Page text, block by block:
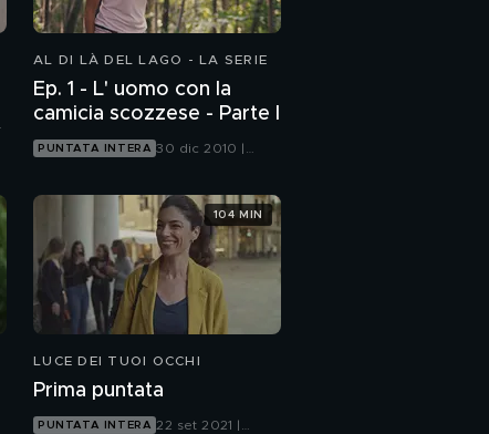
AL DI LÀ DEL LAGO - LA SERIE
Ep. 1 - L' uomo con la
camicia scozzese - Parte I
PUNTATA INTERA 30 dic 2010 |
LUCE DEI TUOI OCCHI
Prima puntata
PUNTATA INTERA 22 set 2021 |
104 MIN